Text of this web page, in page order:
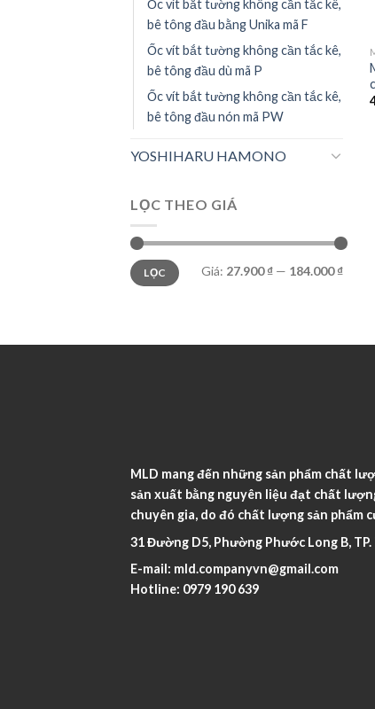
Ốc vít bắt tường không cần tắc kê,
bê tông đầu bằng Unika mã F
Ốc vít bắt tường không cần tắc kê,
bê tông đầu dù mã P
Ốc vít bắt tường không cần tắc kê,
bê tông đầu nón mã PW
YOSHIHARU HAMONO
LỌC THEO GIÁ
Giá
thấp
nhất
Giá
cao
nhất
LỌC Giá: 27.900 ₫ — 184.000 ₫
MLD mang đến những sản phẩm chất
sản xuất bằng nguyên liệu đạt chất
chuyên gia, do đó chất lượng sản phẩm
31 Đường D5, Phường Phước Long B,
E-mail: mld.companyvn@gmail.com
Hotline: 0979 190 639